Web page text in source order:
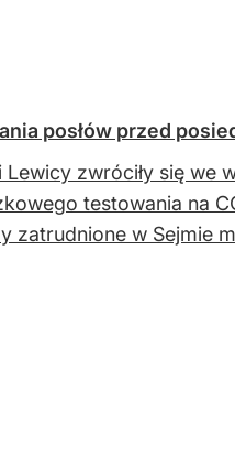
posłów przed
Lewicy zwróciły się
testowania na
zatrudnione w Sejmie